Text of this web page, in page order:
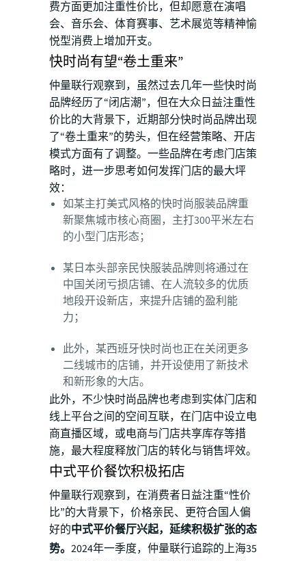
费方面更加注重性价比，但却愿意在演唱
会、音乐会、体育赛事、艺术展览等精神愉
悦型消费上增加开支。
快时尚有望“卷土重来”
仲量联行观察到，虽然过去几年一些快时尚
品牌经历了“闭店潮”，但在大众日益注重性
价比的大背景下，近期部分快时尚品牌出现
了“卷土重来”的势头，但在经营策略、开店
模式方面有了调整。一些品牌在考虑门店策
略时，进一步思考如何发挥门店的最大坪
效：
如某主打美式风格的快时尚服装品牌重
新聚焦城市核心商圈，主打300平米左右
的小型门店形态；
某日本头部亲民快服装品牌则将通过在
中国关闭亏损店铺、在人流较多的优质
地段开设新店，来提升店铺的盈利能
力；
此外，某西班牙快时尚也正在关闭更多
二线城市的店铺，并开设使用了新技术
和新形象的大店。
此外，不少快时尚品牌也考虑到实体门店和
线上平台之间的空间互联，在门店中设立电
商直播区域，或电商与门店共享库存等措
施，最大程度释放门店的转化与销售坪效。
中式平价餐饮积极拓店
仲量联行观察到，在消费者日益注重“性价
比”的大背景下，价格亲民、更符合国人偏
好的中式平价餐厅兴起，延续积极扩张的态
势。 2024年一季度，仲量联行追踪的上海35